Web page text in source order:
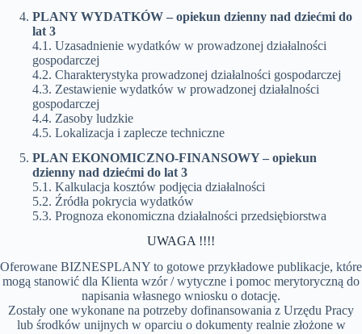
PLANY WYDATKÓW – opiekun dzienny nad dziećmi do
lat 3
4.1. Uzasadnienie wydatków w prowadzonej działalności
gospodarczej
4.2. Charakterystyka prowadzonej działalności gospodarczej
4.3. Zestawienie wydatków w prowadzonej działalności
gospodarczej
4.4. Zasoby ludzkie
4.5. Lokalizacja i zaplecze techniczne
PLAN EKONOMICZNO-FINANSOWY – opiekun
dzienny nad dziećmi do lat 3
5.1. Kalkulacja kosztów podjęcia działalności
5.2. Źródła pokrycia wydatków
5.3. Prognoza ekonomiczna działalności przedsiębiorstwa
UWAGA !!!!
Oferowane BIZNESPLANY to gotowe przykładowe publikacje, które
mogą stanowić dla Klienta wzór / wytyczne i pomoc merytoryczną do
napisania własnego wniosku o dotację.
Zostały one wykonane na potrzeby dofinansowania z Urzędu Pracy
lub środków unijnych w oparciu o dokumenty realnie złożone w